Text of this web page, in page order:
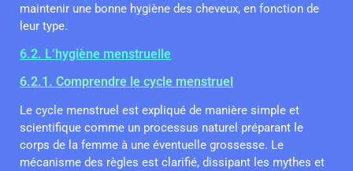
maintenir une bonne hygiène des cheveux, en fonction de
leur type.
6.2. L’hygiène menstruelle
6.2.1. Comprendre le cycle menstruel
Le cycle menstruel est expliqué de manière simple et
scientifique comme un processus naturel préparant le
corps de la femme à une éventuelle grossesse. Le
mécanisme des règles est clarifié, dissipant les mythes et